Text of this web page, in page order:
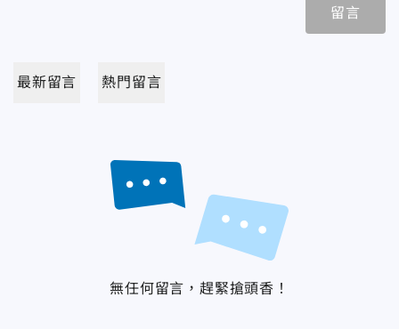
留言
最新留言 熱門留言
無任何留言，趕緊搶頭香！